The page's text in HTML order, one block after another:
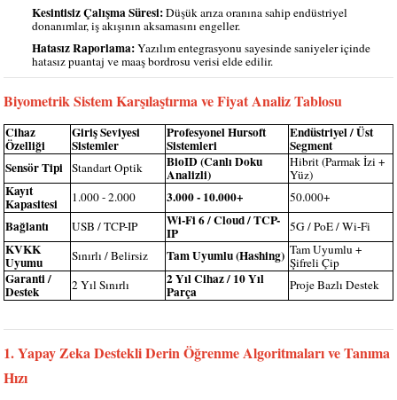
Kesintisiz Çalışma Süresi:Düşük arıza oranına sahip endüstriyel
donanımlar, iş akışının aksamasını engeller.
Hatasız Raporlama:Yazılım entegrasyonu sayesinde saniyeler içinde
hatasız puantaj ve maaş bordrosu verisi elde edilir.
Biyometrik Sistem Karşılaştırma ve Fiyat Analiz Tablosu
Cihaz
Özelliği
Giriş Seviyesi
Sistemler
Profesyonel Hursoft
Sistemleri
Endüstriyel / Üst
Segment
Sensör Tipi Standart Optik BioID (Canlı Doku
Analizli)
Hibrit (Parmak İzi +
Yüz)
Kayıt
Kapasitesi 1.000 - 2.000 3.000 - 10.000+ 50.000+
Bağlantı USB / TCP-IP Wi-Fi 6 / Cloud / TCP-
IP 5G / PoE / Wi-Fi
KVKK
Uyumu Sınırlı / Belirsiz Tam Uyumlu (Hashing) Tam Uyumlu +
Şifreli Çip
Garanti /
Destek 2 Yıl Sınırlı 2 Yıl Cihaz / 10 Yıl
Parça Proje Bazlı Destek
1. Yapay Zeka Destekli Derin Öğrenme Algoritmaları ve Tanıma
Hızı